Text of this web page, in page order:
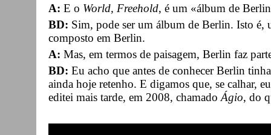
A: E o World, Freehold, é um «álbum de
BD: Sim, pode ser um álbum de Berlin. Isto
composto em Berlin.
A: Mas, em termos de paisagem, Berlin faz
BD: Eu acho que antes de conhecer Berlin
ainda hoje retenho. E digamos que, se calhar,
editei mais tarde, em 2008, chamado Ágio, do